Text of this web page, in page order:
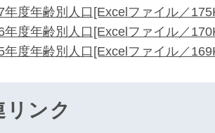
年度年齢別人口[Excelファイル／
年度年齢別人口[Excelファイル／
年度年齢別人口[Excelファイル／
リンク